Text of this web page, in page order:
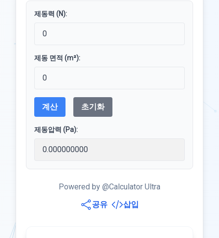
제동력 (N):
제동 면적 (m²):
계산 초기화
제동압력 (Pa):
Powered by @Calculator Ultra
공유
삽입